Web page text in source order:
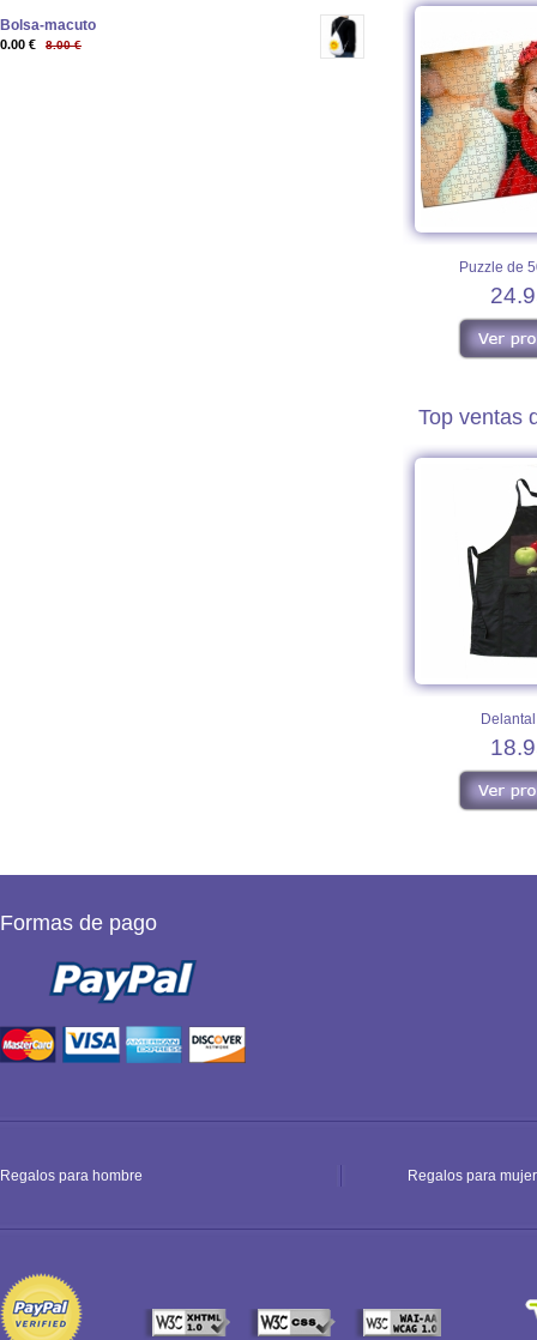
Bolsa-macuto
0.00 € 8.00 €
Puzzle de
Top ventas
Formas de pago
Regalos para hombre Regalos para mujer